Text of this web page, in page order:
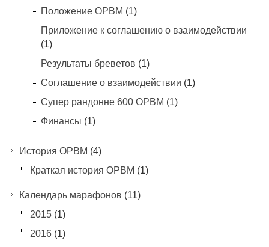
Положение ОРВМ (1)
Приложение к соглашению о взаимодействии
(1)
Результаты бреветов (1)
Соглашение о взаимодействии (1)
Супер рандонне 600 ОРВМ (1)
Финансы (1)
История ОРВМ (4)
Краткая история ОРВМ (1)
Календарь марафонов (11)
2015(1)
2016(1)